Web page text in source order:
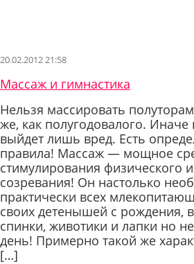
20.02.2012 21:58
Массаж и гимнастика
Нельзя массировать
же, как полугодовалого.
выйдет лишь вред. Есть
правила! Массаж — мощное
стимулирования физического
созревания! Он настолько
практически всех
своих детенышей с рождения,
спинки, животики и лапки но
день! Примерно такой же
[…]